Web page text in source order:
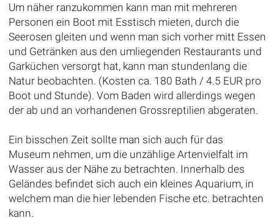
Um näher ranzukommen kann man mit mehreren
Personen ein Boot mit Esstisch mieten, durch die
Seerosen gleiten und wenn man sich vorher mitt Essen
und Getränken aus den umliegenden Restaurants und
Garküchen versorgt hat, kann man stundenlang die
Natur beobachten. (Kosten ca. 180 Bath / 4.5 EUR pro
Boot und Stunde). Vom Baden wird allerdings wegen
der ab und an vorhandenen Grossreptilien abgeraten.
Ein bisschen Zeit sollte man sich auch für das
Museum nehmen, um die unzählige Artenvielfalt im
Wasser aus der Nähe zu betrachten. Innerhalb des
Geländes befindet sich auch ein kleines Aquarium, in
welchem man die hier lebenden Fische etc. betrachten
kann.